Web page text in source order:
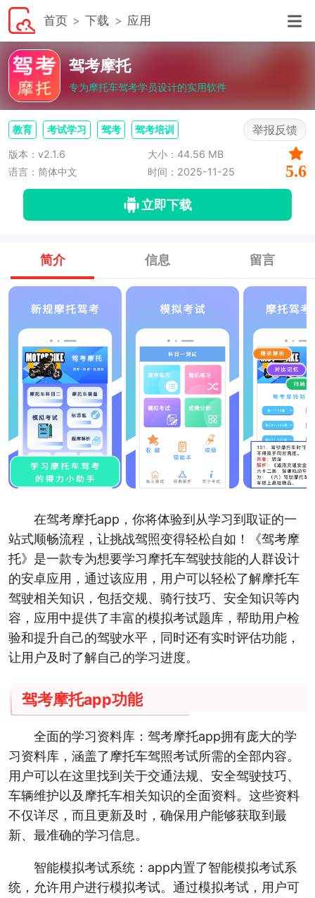
首页 下载 应用
驾考摩托
专为摩托车驾考学员设计的实用软件
教育 考试学习 驾考 驾考培训 举报反馈
版本：v2.1.6
大小：44.56 MB
语言：简体中文
时间：2025-11-25 5.6
立即下载
简介 信息 留言
在驾考摩托app，你将体验到从学习到取证的一
站式顺畅流程，让挑战驾照变得轻松自如！《驾考摩
托》是一款专为想要学习摩托车驾驶技能的人群设计
的安卓应用，通过该应用，用户可以轻松了解摩托车
驾驶相关知识，包括交规、骑行技巧、安全知识等内
容，应用中提供了丰富的模拟考试题库，帮助用户检
验和提升自己的驾驶水平，同时还有实时评估功能，
让用户及时了解自己的学习进度。
驾考摩托app功能
全面的学习资料库：驾考摩托app拥有庞大的学
习资料库，涵盖了摩托车驾照考试所需的全部内容。
用户可以在这里找到关于交通法规、安全驾驶技巧、
车辆维护以及摩托车相关知识的全面资料。这些资料
不仅详尽，而且更新及时，确保用户能够获取到最
新、最准确的学习信息。
智能模拟考试系统：app内置了智能模拟考试系
统，允许用户进行模拟考试。通过模拟考试，用户可